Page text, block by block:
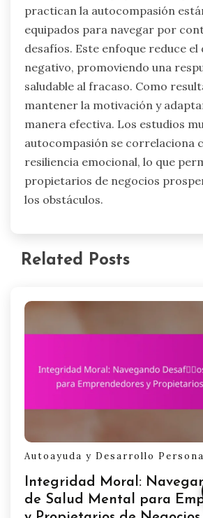
practican la autocompasión
equipados para navegar por
desafíos. Este enfoque reduce
negativo, promoviendo una
saludable al fracaso. Como
mantener la motivación y
manera efectiva. Los estudios
autocompasión se correlaciona
resiliencia emocional, lo que
propietarios de negocios
los obstáculos.
Related Posts
Autoayuda y Desarrollo
Integridad Moral:
de Salud Mental para